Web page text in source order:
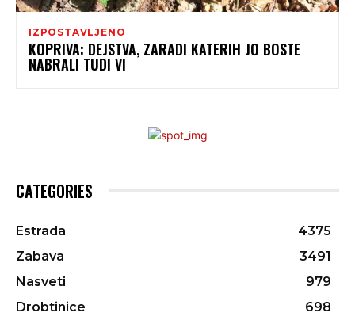
IZPOSTAVLJENO
KOPRIVA: DEJSTVA, ZARADI KATERIH JO BOSTE
NABRALI TUDI VI
CATEGORIES
Estrada
4375
Zabava
3491
Nasveti
979
Drobtinice
698